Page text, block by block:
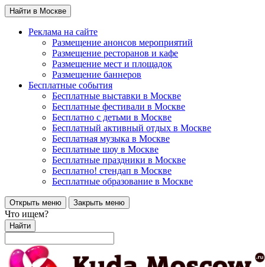
Найти в Москве
Реклама на сайте
Размещение анонсов мероприятий
Размещение ресторанов и кафе
Размещение мест и площадок
Размещение баннеров
Бесплатные события
Бесплатные выставки в Москве
Бесплатные фестивали в Москве
Бесплатно с детьми в Москве
Бесплатный активный отдых в Москве
Бесплатная музыка в Москве
Бесплатные шоу в Москве
Бесплатные праздники в Москве
Бесплатно! стендап в Москве
Бесплатные образование в Москве
Открыть меню Закрыть меню
Что ищем?
Найти